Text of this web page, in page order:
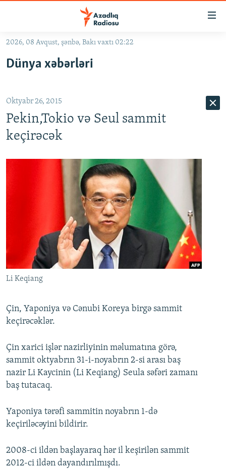
Əsas
qayıt
qayıt
Axtarışa
keç
#İZAHLA
#ƏSLINDƏ
FƏRQƏ BAX
QANUNI DOĞRU
İNFOQRAFIKA
KARIKATURA
AZƏRBAYCAN ƏDƏBIYYATI KITABXANASI
İSLAM VƏ DEMOKRATIYA
MISSIYAMIZ
PEŞƏ ETIKASI VƏ JURNALISTIKA STANDARTLARIMIZ
BIZIMLƏ ƏLAQƏ
XƏBƏR BÜLLETENLƏRIMIZ
2026, 08 Avqust, şənbə, Bakı vaxtı 02:22
Dünya xəbərləri
Oktyabr 26, 2015
Pekin,Tokio və Seul sammit
keçirəcək
Li Keqiang
Çin, Yaponiya və Cənubi Koreya birgə sammit
keçirəcəklər.
Çin xarici işlər nazirliyinin məlumatına görə,
sammit oktyabrın 31-i-noyabrın 2-si arası baş
nazir Li Kaycinin (Li Keqiang) Seula səfəri zamanı
baş tutacaq.
Yaponiya tərəfi sammitin noyabrın 1-də
keçiriləcəyini bildirir.
2008-ci ildən başlayaraq hər il keşirilən sammit
2012-ci ildən dayandırılmışdı.